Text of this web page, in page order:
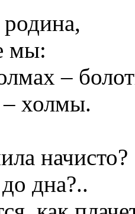
мы:
–
холмы.
начисто?
дна?..